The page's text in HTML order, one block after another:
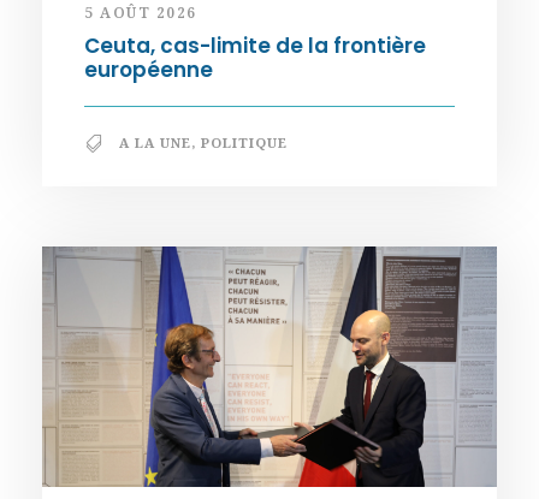
5 AOÛT 2026
Ceuta, cas-limite de la frontière
européenne
A LA UNE, POLITIQUE